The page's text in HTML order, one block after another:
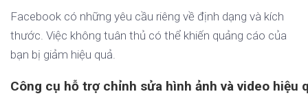
Facebook có những yêu cầu riêng về định dạng và kích
thước. Việc không tuân thủ có thể khiến quảng cáo của
bạn bị giảm hiệu quả.
Công cụ hỗ trợ chỉnh sửa hình ảnh và video hiệu